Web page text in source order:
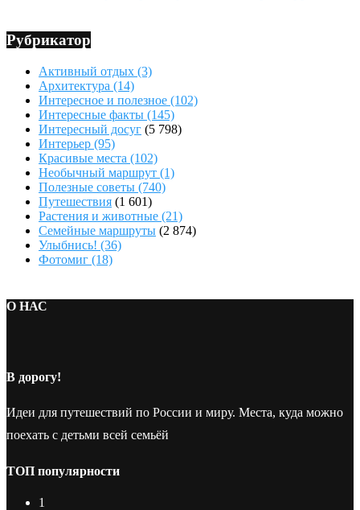
Рубрикатор
Активный отдых (3)
Архитектура (14)
Интересное и полезное (102)
Интересные факты (145)
Интересный досуг (5 798)
Интерьер (95)
Красивые места (102)
Необычный маршрут (1)
Полезные советы (740)
Путешествия (1 601)
Растения и животные (21)
Семейные маршруты (2 874)
Улыбнись! (36)
Фотомиг (18)
О НАС
В дорогу!
Идеи для путешествий по России и миру. Места, куда можно
поехать с детьми всей семьёй
ТОП популярности
1